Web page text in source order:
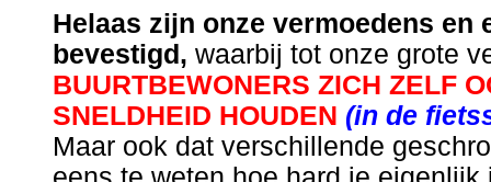
Helaas zijn onze vermoedens en
bevestigd, waarbij tot onze grote
BUURTBEWONERS ZICH ZELF
SNELDHEID HOUDEN (in de
Maar ook dat verschillende